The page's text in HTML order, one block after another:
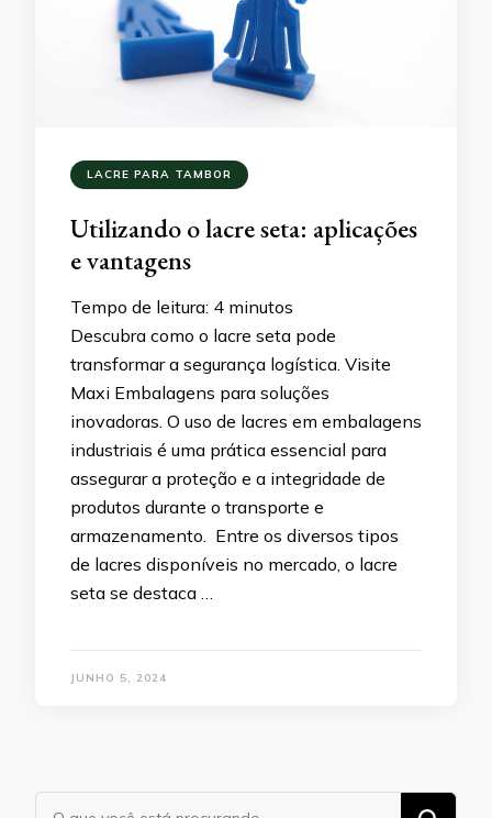
LACRE PARA TAMBOR
Utilizando o lacre seta: aplicações
e vantagens
Tempo de leitura: 4 minutos
Descubra como o lacre seta pode
transformar a segurança logística. Visite
Maxi Embalagens para soluções
inovadoras. O uso de lacres em embalagens
industriais é uma prática essencial para
assegurar a proteção e a integridade de
produtos durante o transporte e
armazenamento. Entre os diversos tipos
de lacres disponíveis no mercado, o lacre
seta se destaca …
JUNHO 5, 2024
Procurando